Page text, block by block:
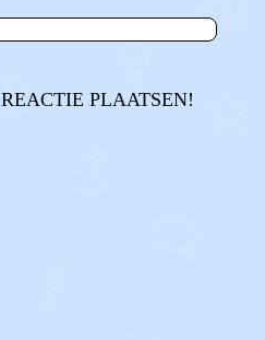
PLAATSEN!